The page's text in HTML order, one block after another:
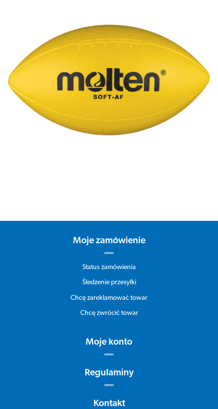
Moje zamówienie
Status zamówienia
Śledzenie przesyłki
Chcę zareklamować towar
Chcę zwrócić towar
Moje konto
Regulaminy
Kontakt